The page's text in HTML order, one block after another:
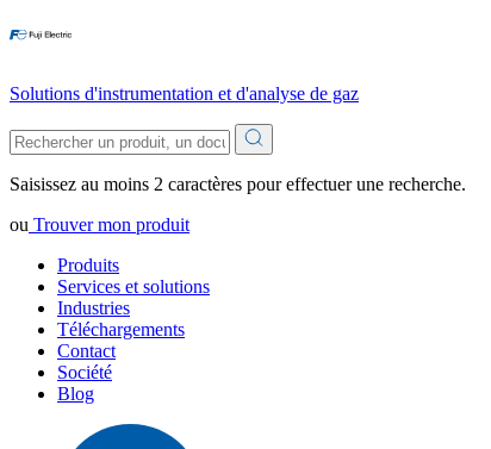
Solutions d'instrumentation et d'analyse de gaz
Saisissez au moins 2 caractères pour effectuer une recherche.
ou Trouver mon produit
Produits
Services et solutions
Industries
Téléchargements
Contact
Société
Blog